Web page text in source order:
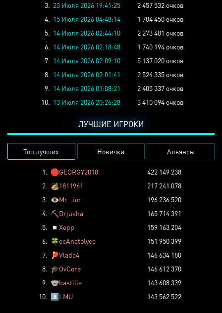
3. 23 Июля 2026 19:41:25
2 457 532 очков
4. 15 Июля 2026 04:48:14
1 784 450 очков
5. 14 Июля 2026 02:44:10
2 273 481 очков
6. 14 Июля 2026 02:18:48
1 740 194 очков
7. 14 Июля 2026 02:09:10
5 137 020 очков
8. 14 Июля 2026 02:01:41
2 524 335 очков
9. 14 Июля 2026 01:08:21
2 405 337 очков
10. 13 Июля 2026 20:26:28 3 410 094 очков
ЛУЧШИЕ ИГРОКИ
Топ лучших Новички Альянсы
1. 🛑GEORGY2018
422 149 238
2. 🏕️1811961
217 241 078
3. 👁️Mr_Jor
196 236 520
4. ⛏️ Drjusha
165 714 391
5.
◽ Xepp
159 163 204
6. 🍀eeAnatolyee
151 950 399
7.
🏓Vlad54
146 634 180
8. 🎓OvCore
146 612 370
9. 🐨bastilia
143 608 339
10. 8️⃣LMU 143 562 522